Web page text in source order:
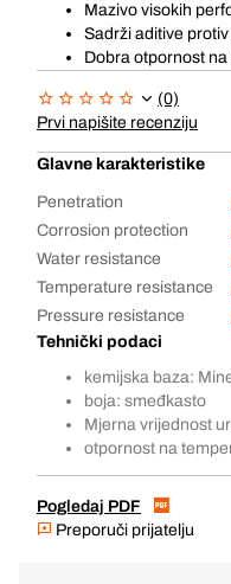
Mazivo visokih
Sadrži aditive
Dobra otpornost na
(0)
Prvi napišite recenziju
Glavne karakteristike
Penetration
Corrosion protection
Water resistance
Temperature resistance
Pressure resistance
Tehnički podaci
kemijska baza:
boja: smeđkasto
Mjerna vrijednost
otpornost na
Pogledaj PDF
Preporuči prijatelju